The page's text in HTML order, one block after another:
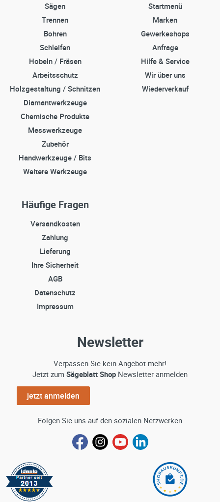
Sägen
Trennen
Bohren
Schleifen
Hobeln / Fräsen
Arbeitsschutz
Holzgestaltung / Schnitzen
Diamantwerkzeuge
Chemische Produkte
Messwerkzeuge
Zubehör
Handwerkzeuge / Bits
Weitere Werkzeuge
Startmenü
Marken
Gewerkeshops
Anfrage
Hilfe & Service
Wir über uns
Wiederverkauf
Häufige Fragen
Versandkosten
Zahlung
Lieferung
Ihre Sicherheit
AGB
Datenschutz
Impressum
Newsletter
Verpassen Sie kein Angebot mehr!
Jetzt zum Sägeblatt Shop Newsletter anmelden
jetzt anmelden
Folgen Sie uns auf den sozialen Netzwerken